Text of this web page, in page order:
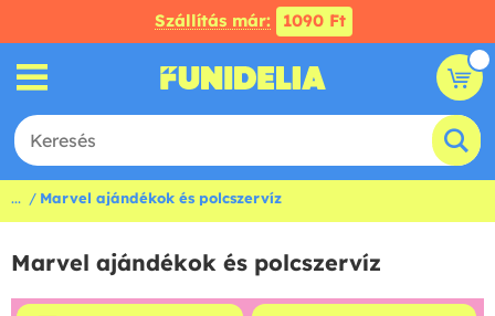
Szállítás már: 1090 Ft
... Marvel ajándékok és polcszervíz
Marvel ajándékok és polcszervíz